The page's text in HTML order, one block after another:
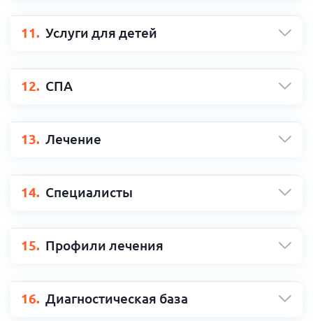
11. Услуги для детей
12. СПА
13. Лечение
14. Специалисты
15. Профили лечения
16. Диагностическая база